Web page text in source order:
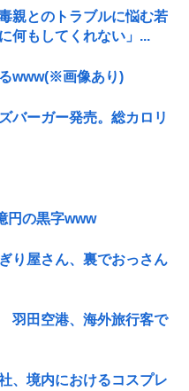
親とのトラブルに悩む若
何もしてくれない」...
るwww(※画像あり)
バーガー発売。総カロリ
円の黒字www
り屋さん、裏でおっさん
羽田空港、海外旅行客で
、境内におけるコスプレ